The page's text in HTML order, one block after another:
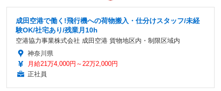
成田空港で働く!飛行機への荷物搬入・仕分けスタッフ/未経
験OK/社宅あり/残業月10h
空港協力事業株式会社 成田空港 貨物地区内・制限区域内
神奈川県
月給21万4,000円～22万2,000円
正社員